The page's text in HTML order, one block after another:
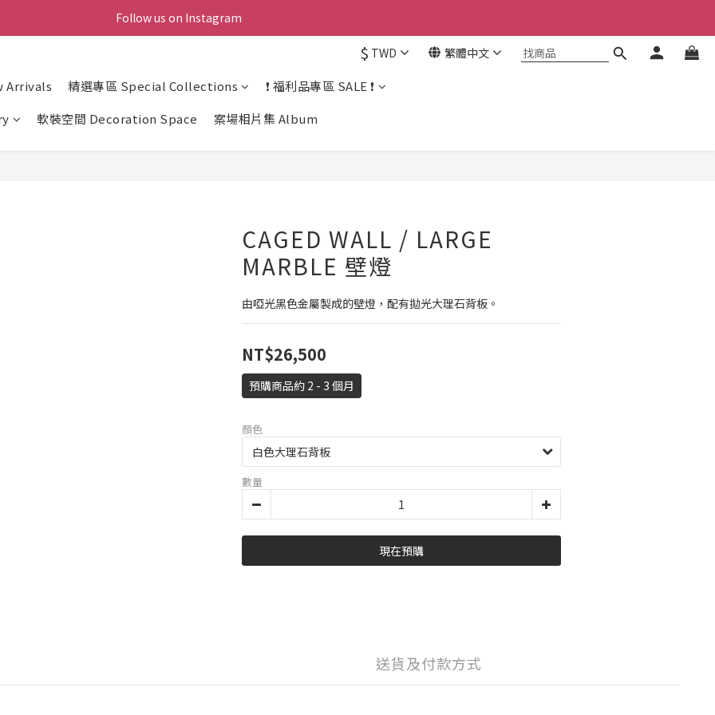
Follow us on Instagram
$ TWD 繁體中文
Arrivals 精選專區 Special Collections
❗ 福利品專區 SALE ❗
軟裝空間 Decoration Space 案場相片集 Album
CAGED WALL / LARGE
MARBLE 壁燈
由啞光黑色金屬製成的壁燈，配有拋光大理石背板。
NT$26,500
預購商品約 2 - 3 個月
顏色
數量
現在預購
送貨及付款方式